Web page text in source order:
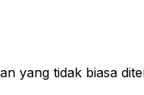
yang tidak biasa